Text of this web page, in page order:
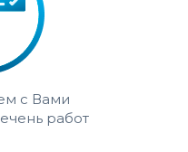
с Вами
работ